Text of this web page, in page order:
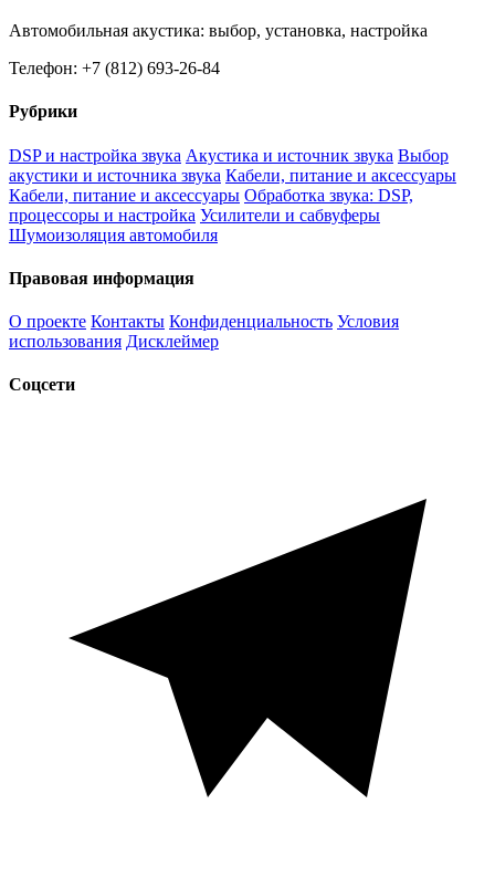
Автомобильная акустика: выбор, установка, настройка
Телефон: +7 (812) 693-26-84
Рубрики
DSP и настройка звука Акустика и источник звука Выбор
акустики и источника звука Кабели, питание и аксессуары
Кабели, питание и аксессуары Обработка звука: DSP,
процессоры и настройка Усилители и сабвуферы
Шумоизоляция автомобиля
Правовая информация
О проекте Контакты Конфиденциальность Условия
использования Дисклеймер
Соцсети